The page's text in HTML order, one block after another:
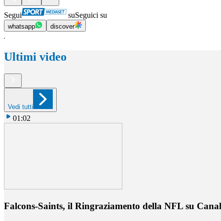
Segui suSeguici su
whatsapp discover
Ultimi video
Vedi tutti
01:02
Falcons-Saints, il Ringraziamento della NFL su